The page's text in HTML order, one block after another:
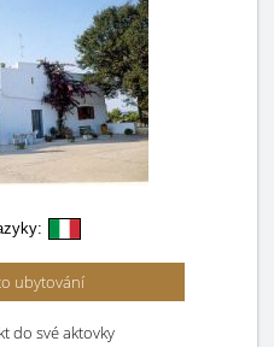
ubytování
do své aktovky